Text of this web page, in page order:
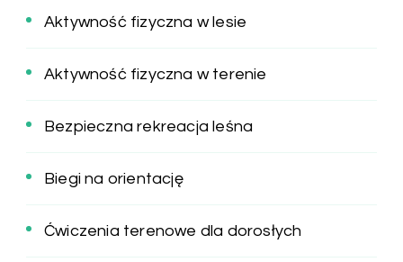
Aktywność fizyczna w lesie
Aktywność fizyczna w terenie
Bezpieczna rekreacja leśna
Biegi na orientację
Ćwiczenia terenowe dla dorosłych